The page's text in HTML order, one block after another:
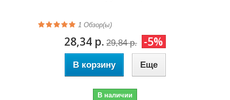
1 Обзор(ы)
28,34 р. 29,84 р. -5%
В корзину Еще
В наличии